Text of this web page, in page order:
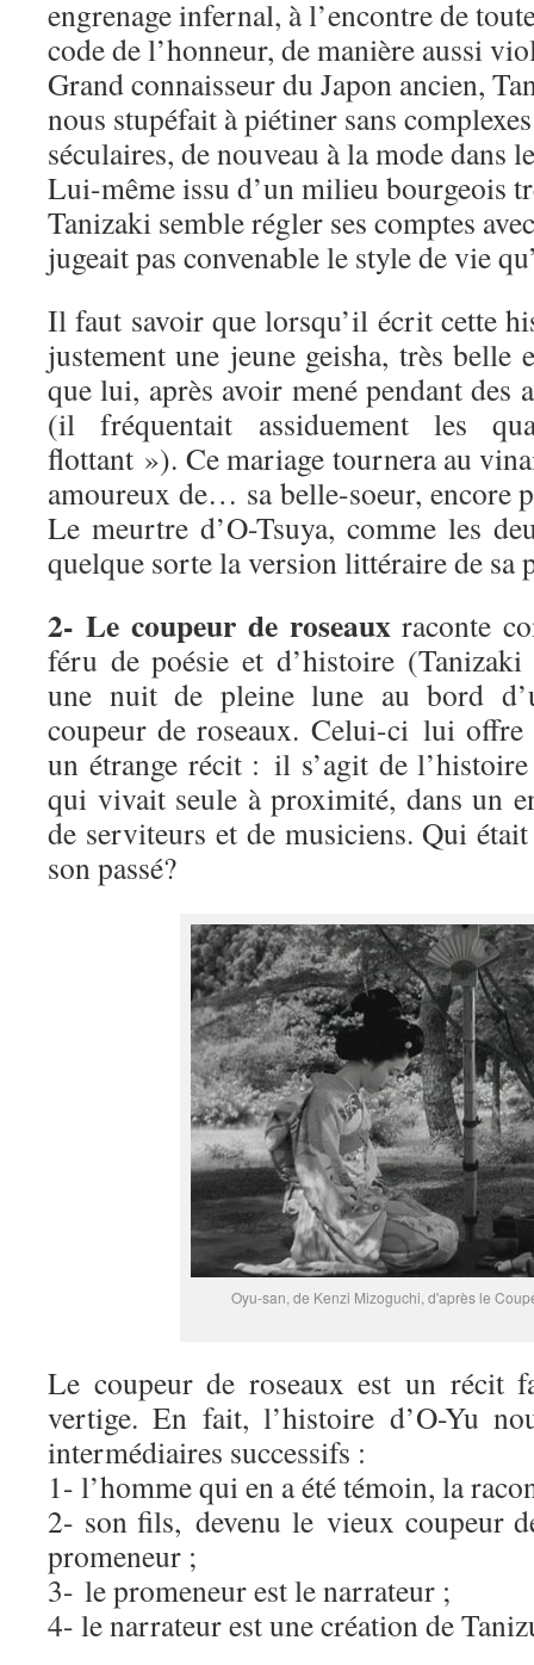
engrenage infernal, à l’encontre de
code de l’honneur, de manière aussi
Grand connaisseur du Japon ancien,
nous stupéfait à piétiner sans
séculaires, de nouveau à la mode dans
Lui-même issu d’un milieu bourgeois
Tanizaki semble régler ses comptes
jugeait pas convenable le style de vie
Il faut savoir que lorsqu’il écrit cette
justement une jeune geisha, très belle
que lui, après avoir mené pendant des
(il fréquentait assiduement les
flottant »). Ce mariage tournera au
amoureux de… sa belle-soeur, encore
Le meurtre d’O-Tsuya, comme les
quelque sorte la version littéraire de sa
2- Le coupeur de roseaux raconte
féru de poésie et d’histoire
une nuit de pleine lune au bord
coupeur de roseaux. Celui-ci lui offre
un étrange récit : il s’agit de
qui vivait seule à proximité, dans un
de serviteurs et de musiciens. Qui
son passé?
Oyu-san, de Kenzi Mizoguchi, d'après le
Le coupeur de roseaux est un récit
vertige. En fait, l’histoire d’O-Yu
intermédiaires successifs :
1- l’homme qui en a été témoin, la
2- son fils, devenu le vieux coupeur
promeneur ;
3- le promeneur est le narrateur ;
4- le narrateur est une création de